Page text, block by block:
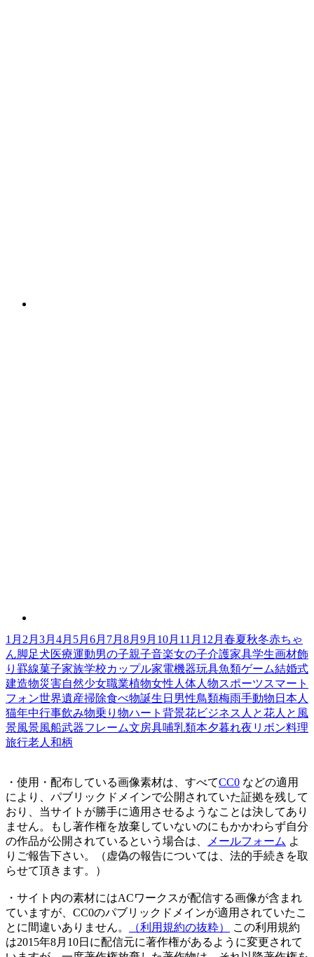
1月 2月 3月 4月 5月 6月 7月 8月 9月 10月 11月 12月 春夏秋冬赤ちゃ
ん脚足犬医療運動男の子親子音楽女の子介護家具学生画材飾
り罫線菓子家族学校カップル家電機器玩具魚類ゲーム結婚式
建造物災害自然少女職業植物女性 人体人物スポーツスマート
フォン世界遺産掃除食べ物誕生日 男性鳥類梅雨手動物 日本人
猫年中行事飲み物乗り物ハート 背景花ビジネス 人と花人と風
景風景風船武器フレーム文房具哺乳類本夕暮れ夜 リボン料理
旅行老人 和柄
・使用・配布している画像素材は、すべてCC0 などの適用
により、パブリックドメインで公開されていた証拠を残して
おり、当サイトが勝手に適用させるようなことは決してあり
ません。もし著作権を放棄していないのにもかかわらず自分
の作品が公開されているという場合は、
メールフォーム よ
りご報告下さい。（虚偽の報告については、法的手続きを取
らせて頂きます。）
・サイト内の素材にはACワークスが配信する画像が含まれ
ていますが、CC0のパブリックドメインが適用されていたこ
とに間違いありません。
（利用規約の抜粋）
この利用規約
は2015年8月10日に配信元に著作権があるように変更されて